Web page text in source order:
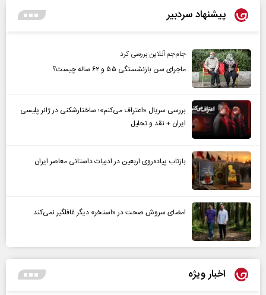
پیشنهاد سردبیر
جام‌جم آنلاین بررسی کرد
ماجرای سن بازنشستگی ۵۵ و ۶۲ ساله چیست؟
بررسی سریال «اعتراف می‌کنم»؛ ساختارشکنی در ژانر پلیسی
ایران + نقد و تحلیل
بازتاب پیاده‌روی اربعین در ادبیات داستانی معاصر ایران
امضای سروش صحت در «استخر» دیگر غافلگیر نمی‌کند
اخبار ویژه